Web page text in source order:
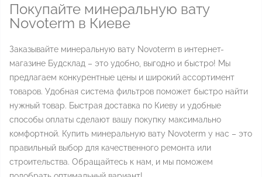
Покупайте минеральную вату
Novoterm в Киеве
Заказывайте минеральную вату Novoterm в интернет-
магазине Будсклад – это удобно, выгодно и быстро! Мы
предлагаем конкурентные цены и широкий ассортимент
товаров. Удобная система фильтров поможет быстро найти
нужный товар. Быстрая доставка по Киеву и удобные
способы оплаты сделают вашу покупку максимально
комфортной. Купить минеральную вату Novoterm у нас – это
правильный выбор для качественного ремонта или
строительства. Обращайтесь к нам, и мы поможем